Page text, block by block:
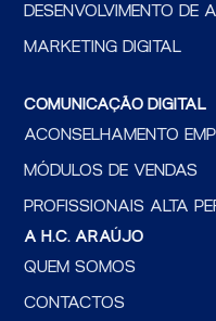
DESENVOLVIMENTO DE
MARKETING DIGITAL
COMUNICAÇÃO DIGITAL
ACONSELHAMENTO
MÓDULOS DE VENDAS
PROFISSIONAIS ALTA
A H.C. ARAÚJO
QUEM SOMOS
CONTACTOS